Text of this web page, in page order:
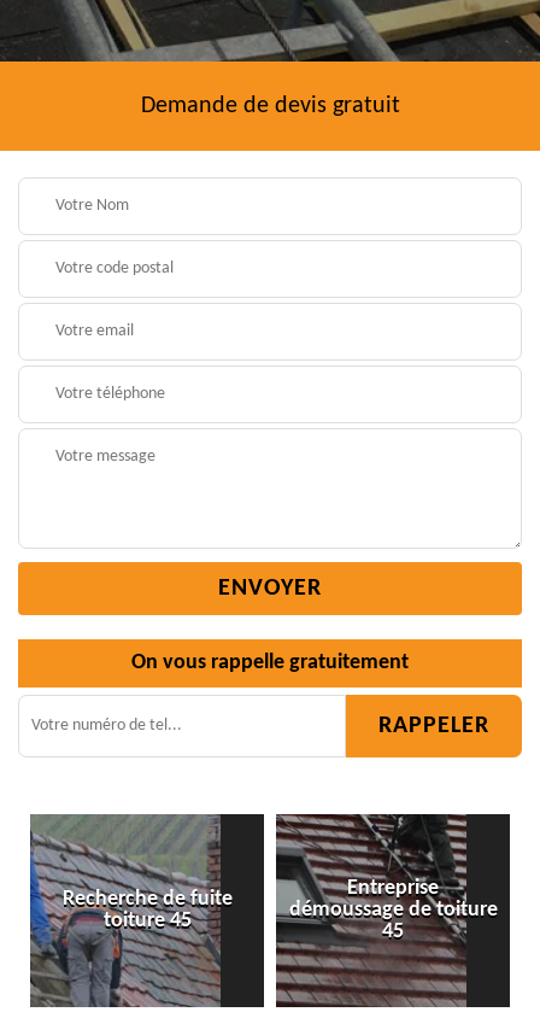
Demande de devis gratuit
On vous rappelle gratuitement
Entreprise
démoussage de toiture
45
Isolation toiture 45